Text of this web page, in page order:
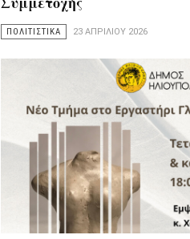
Συμμετοχής
ΠΟΛΙΤΙΣΤΙΚΑ 23 ΑΠΡΙΛΊΟΥ 2026